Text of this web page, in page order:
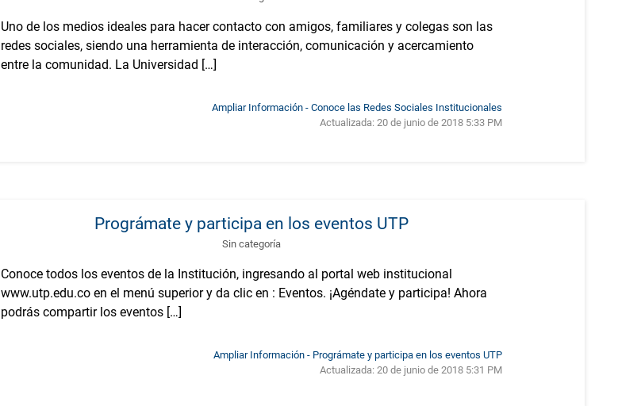
Uno de los medios ideales para hacer contacto con amigos, familiares y colegas son las
redes sociales, siendo una herramienta de interacción, comunicación y acercamiento
entre la comunidad. La Universidad […]
Ampliar Información - Conoce las Redes Sociales Institucionales
Actualizada:20 de junio de 2018 5:33 PM
Prográmate y participa en los eventos UTP
Sin categoría
Conoce todos los eventos de la Institución, ingresando al portal web institucional
www.utp.edu.co en el menú superior y da clic en : Eventos. ¡Agéndate y participa! Ahora
podrás compartir los eventos […]
Ampliar Información - Prográmate y participa en los eventos UTP
Actualizada:20 de junio de 2018 5:31 PM